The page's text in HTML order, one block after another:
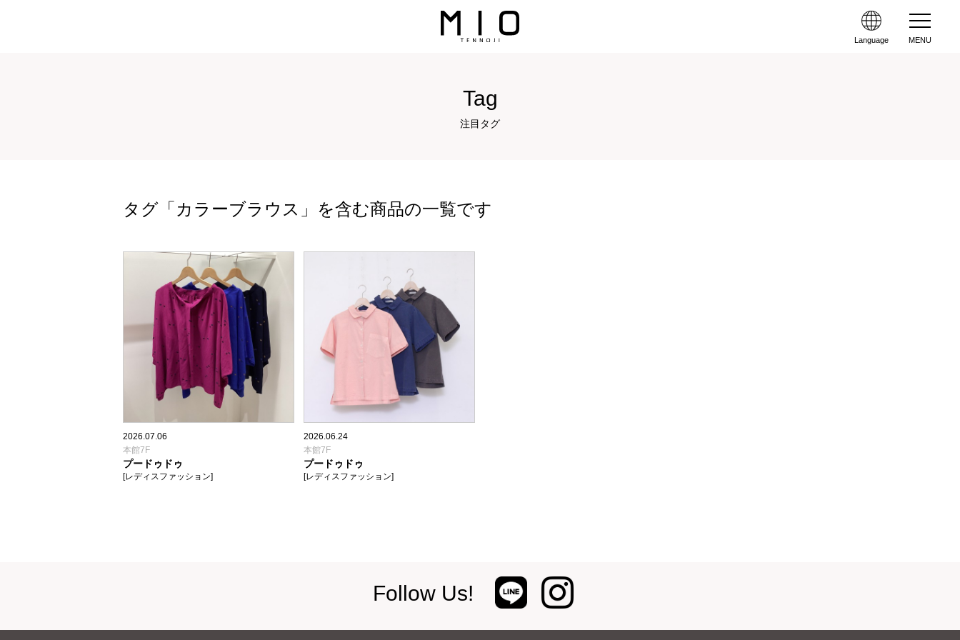
Language MENU
Tag
注目タグ
タグ「カラーブラウス」を含む商品の一覧です
2026.07.06
本館7F
プードゥドゥ
[レディスファッション]
2026.06.24
本館7F
プードゥドゥ
[レディスファッション]
Follow Us!